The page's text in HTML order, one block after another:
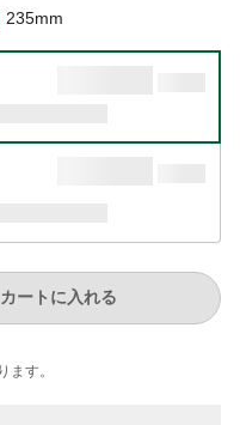
235mm
カートに入れる
す。